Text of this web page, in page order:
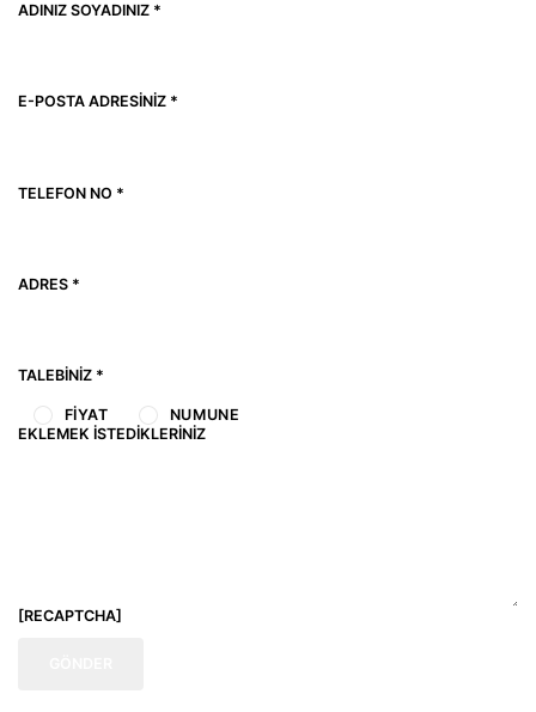
ADINIZ SOYADINIZ *
E-POSTA ADRESINIZ *
TELEFON NO *
ADRES *
TALEBINIZ *
FIYAT
NUMUNE
EKLEMEK İSTEDIKLERINIZ
[RECAPTCHA]